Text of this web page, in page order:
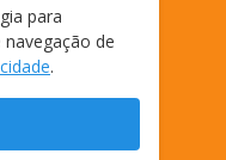
PRIVACIDADE
USO
para
de
.